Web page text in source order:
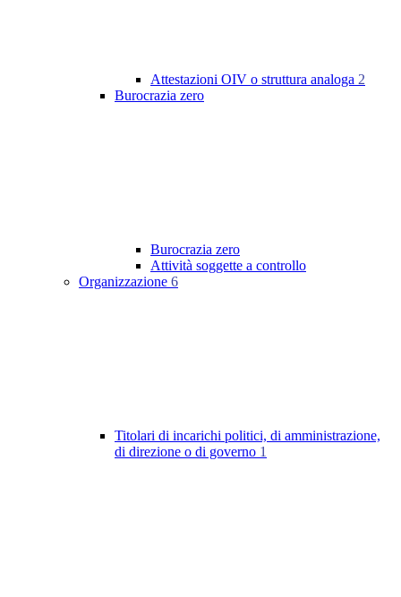
Attestazioni OIV o struttura analoga 2
Burocrazia zero
Burocrazia zero
Attività soggette a controllo
Organizzazione 6
Titolari di incarichi politici, di amministrazione,
di direzione o di governo 1